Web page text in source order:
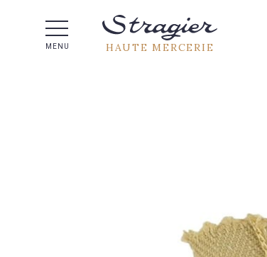
MENU HAUTE MERCERIE